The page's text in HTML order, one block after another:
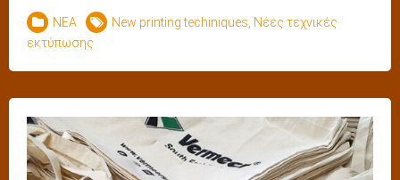
ΝΕΑ New printing techiniques Νέες τεχνικές
εκτύπωσης